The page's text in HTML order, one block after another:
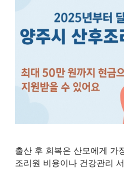
출산 후 회복은 산모에게 가
조리원 비용이나 건강관리